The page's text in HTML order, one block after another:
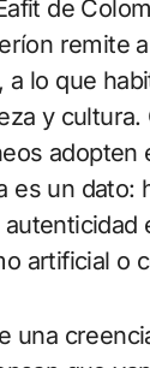
de
remite
a lo que
y cultura.
adopten
es un dato:
artificial o
una